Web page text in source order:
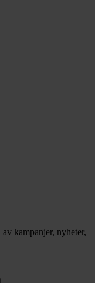
kampanjer, nyheter,